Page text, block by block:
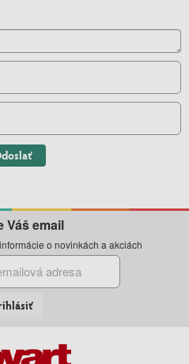
Váš email
o novinkách a akciách